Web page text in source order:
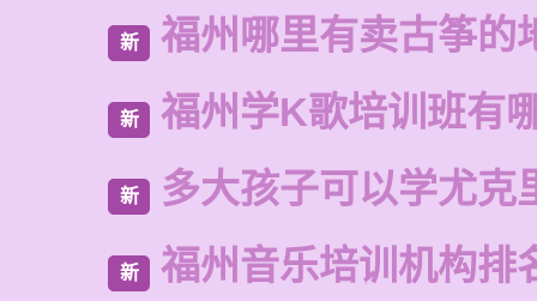
新 福州哪里有卖古筝的
新 福州学K歌培训班有
新 多大孩子可以学尤克
新 福州音乐培训机构排